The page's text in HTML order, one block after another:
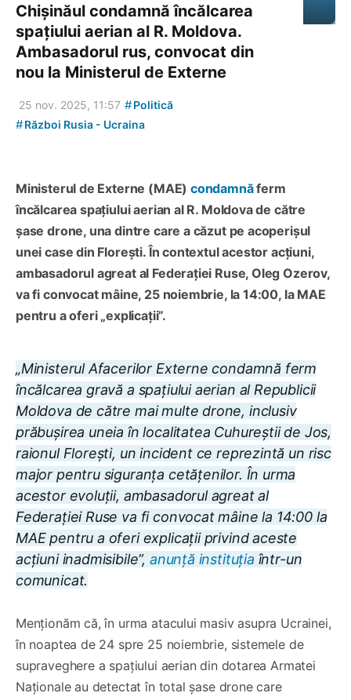
Chișinăul condamnă încălcarea
spațiului aerian al R. Moldova.
Ambasadorul rus, convocat din
nou la Ministerul de Externe
25 nov. 2025, 11:57 #Politică
#Război Rusia - Ucraina
Ministerul de Externe (MAE) condamnăferm
încălcarea spațiului aerian al R. Moldova de către
șase drone, una dintre care a căzut pe acoperișul
unei case din Florești. În contextul acestor acțiuni,
ambasadorul agreat al Federației Ruse, Oleg Ozerov,
va fi convocat mâine, 25 noiembrie, la 14:00, la MAE
pentru a oferi „explicații”.
„Ministerul Afacerilor Externe condamnă ferm
încălcarea gravă a spațiului aerian al Republicii
Moldova de către mai multe drone, inclusiv
prăbușirea uneia în localitatea Cuhureștii de Jos,
raionul Florești, un incident ce reprezintă un risc
major pentru siguranța cetățenilor. În urma
acestor evoluții, ambasadorul agreat al
Federației Ruse va fi convocat mâine la 14:00 la
MAE pentru a oferi explicații privind aceste
acțiuni inadmisibile”, anunță instituția într-un
comunicat.
Menționăm că, în urma atacului masiv asupra Ucrainei,
în noaptea de 24 spre 25 noiembrie, sistemele de
supraveghere a spațiului aerian din dotarea Armatei
Naționale au detectat în total șase drone care